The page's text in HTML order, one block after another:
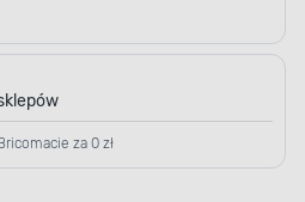
za 0 zł